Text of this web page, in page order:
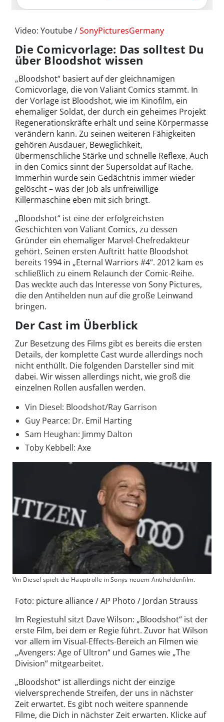
Video: Youtube /SonyPicturesGermany
Die Comicvorlage: Das solltest Du
über Bloodshot wissen
„Bloodshot“ basiert auf der gleichnamigen
Comicvorlage, die von Valiant Comics stammt. In
der Vorlage ist Bloodshot, wie im Kinofilm, ein
ehemaliger Soldat, der durch ein geheimes Projekt
Regenerationskräfte erhält und seine Körpermasse
verändern kann. Zu seinen weiteren Fähigkeiten
gehören Ausdauer, Beweglichkeit,
übermenschliche Stärke und schnelle Reflexe. Auch
in den Comics sinnt der Supersoldat auf Rache.
Immerhin wurde sein Gedächtnis immer wieder
gelöscht – was der Job als unfreiwillige
Killermaschine eben mit sich bringt.
„Bloodshot“ ist eine der erfolgreichsten
Geschichten von Valiant Comics, zu dessen
Gründer ein ehemaliger Marvel-Chefredakteur
gehört. Seinen ersten Auftritt hatte Bloodshot
bereits 1994 in „Eternal Warriors #4“. 2012 kam es
schließlich zu einem Relaunch der Comic-Reihe.
Das weckte auch das Interesse von Sony Pictures,
die den Antihelden nun auf die große Leinwand
bringen.
Der Cast im Überblick
Zur Besetzung des Films gibt es bereits die ersten
Details, der komplette Cast wurde allerdings noch
nicht enthüllt. Die folgenden Darsteller sind mit
dabei. Wir wissen allerdings nicht, wie groß die
einzelnen Rollen ausfallen werden.
Vin Diesel: Bloodshot/Ray Garrison
Guy Pearce: Dr. Emil Harting
Sam Heughan: Jimmy Dalton
Toby Kebbell: Axe
Vin Diesel spielt die Hauptrolle in Sonys neuem Antiheldenfilm.
Foto: picture alliance / AP Photo / Jordan Strauss
Im Regiestuhl sitzt Dave Wilson: „Bloodshot“ ist der
erste Film, bei dem er Regie führt. Zuvor hat Wilson
vor allem im Visual-Effects-Bereich an Filmen wie
„Avengers: Age of Ultron“ und Games wie „The
Division“ mitgearbeitet.
„Bloodshot“ ist allerdings nicht der einzige
vielversprechende Streifen, der uns in nächster
Zeit erwartet. Es gibt noch weitere spannende
Filme, die Dich in nächster Zeit erwarten. Klicke auf